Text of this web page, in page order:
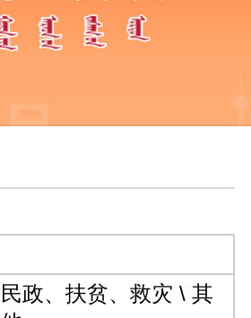
民政、扶贫、救灾 \ 其